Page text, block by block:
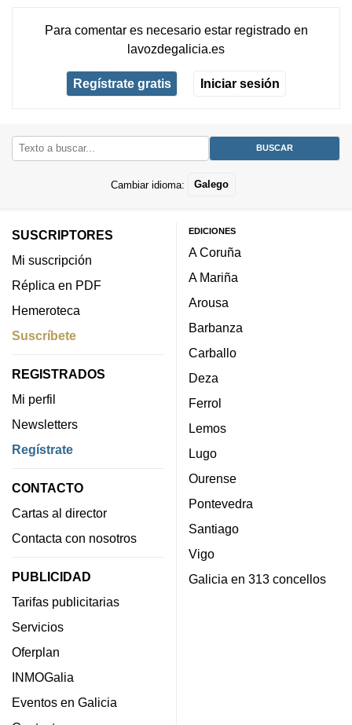
Para comentar es necesario estar registradoen
lavozdegalicia.es
Regístrate gratis Iniciar sesión
Cambiar idioma: Galego
SUSCRIPTORES
Mi suscripción
Réplica en PDF
Hemeroteca
Suscríbete
REGISTRADOS
Mi perfil
Newsletters
Regístrate
CONTACTO
Cartas al director
Contacta con nosotros
PUBLICIDAD
Tarifas publicitarias
Servicios
Oferplan
INMOGalia
Eventos en Galicia
EDICIONES
A Coruña
A Mariña
Arousa
Barbanza
Carballo
Deza
Ferrol
Lemos
Lugo
Ourense
Pontevedra
Santiago
Vigo
Galicia en 313 concellos